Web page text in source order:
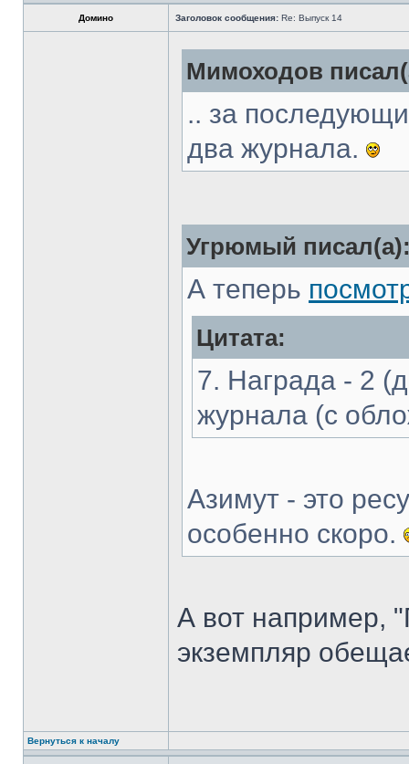
Домино Заголовок сообщения: Re: Выпуск 14
Мимоходов
.. за
два журнала.
Угрюмый
А теперь
Цитата:
7. Награда - 2
журнала (с
Азимут - это
особенно скоро.
А вот например,
экземпляр
Вернуться к началу